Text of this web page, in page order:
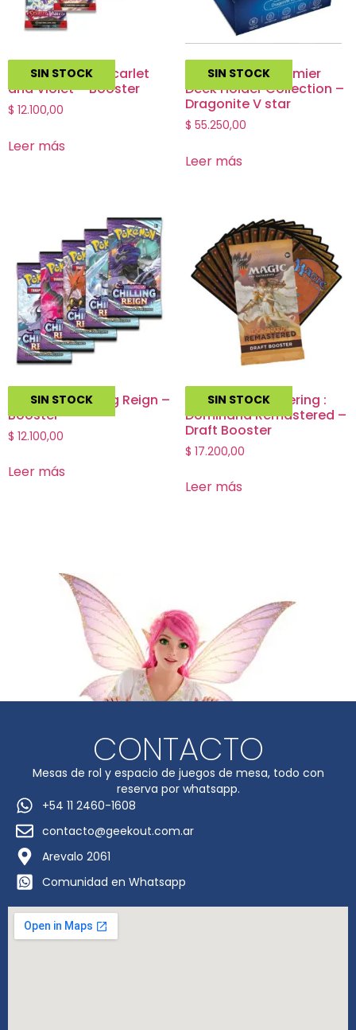
SIN STOCK
Pokemon TCG Scarlet
and Violet – Booster
$ 12.100,00
Leer más
SIN STOCK
Pokemon GO Premier
Deck Holder Collection –
Dragonite V star
$ 55.250,00
Leer más
SIN STOCK
Pokemon Chilling Reign –
Booster
$ 12.100,00
Leer más
SIN STOCK
Magic The Gathering :
Dominaria Remastered –
Draft Booster
$ 17.200,00
Leer más
CONTACTO
Mesas de rol y espacio de juegos de mesa, todo con
reserva por whatsapp.
+54 11 2460-1608
contacto@geekout.com.ar
Arevalo 2061
Comunidad en Whatsapp